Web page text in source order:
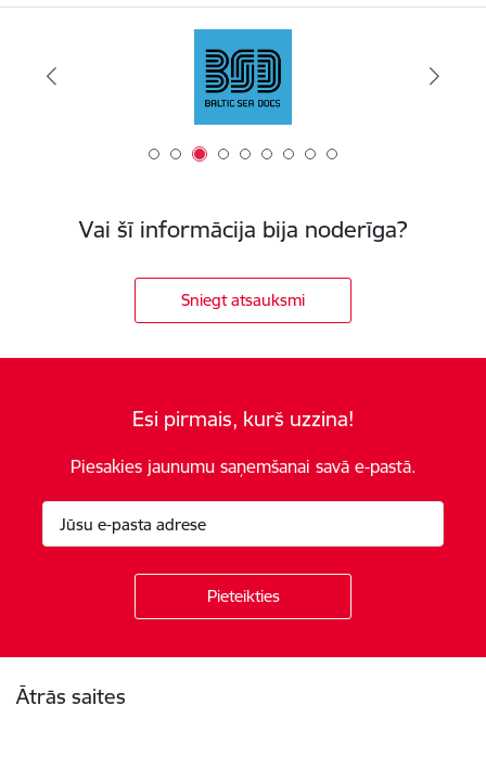
Vai šī informācija bija noderīga?
Sniegt atsauksmi
Esi pirmais, kurš uzzina!
Piesakies jaunumu saņemšanai savā e-pastā.
Ātrās saites